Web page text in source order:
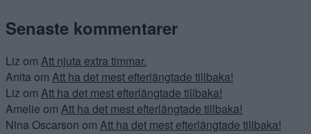
Senaste kommentarer
Liz om Att njuta extra timmar.
Anitaom Att ha det mest efterlängtade tillbaka!
Liz om Att ha det mest efterlängtade tillbaka!
Amelie om Att ha det mest efterlängtade tillbaka!
Nina Oscarson om Att ha det mest efterlängtade tillbaka!